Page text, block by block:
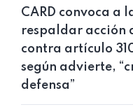
CARD convoca a
respaldar acción
contra artículo
según advierte,
defensa”